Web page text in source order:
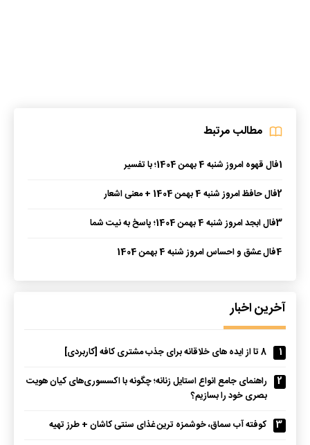
مطالب مرتبط
1فال قهوه امروز شنبه 4 بهمن 1404؛ با تفسیر
2فال حافظ امروز شنبه 4 بهمن 1404 + معنی اشعار
3فال ابجد امروز شنبه 4 بهمن 1404؛ پاسخ به نیت شما
4فال عشق و احساس امروز شنبه 4 بهمن 1404
آخرین اخبار
1
8 تا از ایده های خلاقانه برای جذب مشتری کافه [کاربردی]
2
راهنمای جامع انواع استایل زنانه؛ چگونه با اکسسوری‌های کیان هویت
بصری خود را بسازیم؟
3
کوفته آب سماق، خوشمزه ترین غذای سنتی کاشان + طرز تهیه